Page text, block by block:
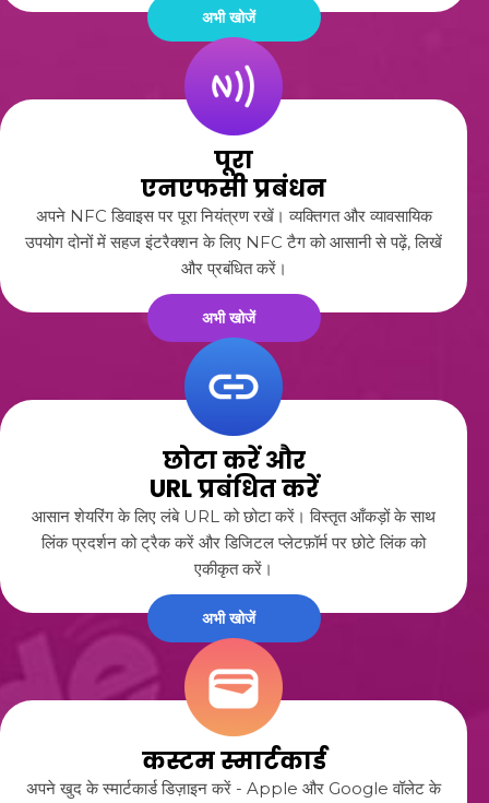
अभी खोजें
पूरा
एनएफसी प्रबंधन
अपने NFC डिवाइस पर पूरा नियंत्रण रखें। व्यक्तिगत और व्यावसायिक
उपयोग दोनों में सहज इंटरैक्शन के लिए NFC टैग को आसानी से पढ़ें, लिखें
और प्रबंधित करें।
अभी खोजें
छोटा करें और
URL प्रबंधित करें
आसान शेयरिंग के लिए लंबे URL को छोटा करें। विस्तृत आँकड़ों के साथ
लिंक प्रदर्शन को ट्रैक करें और डिजिटल प्लेटफ़ॉर्म पर छोटे लिंक को
एकीकृत करें।
अभी खोजें
कस्टम स्मार्टकार्ड
अपने खुद के स्मार्टकार्ड डिज़ाइन करें - Apple और Google वॉलेट के